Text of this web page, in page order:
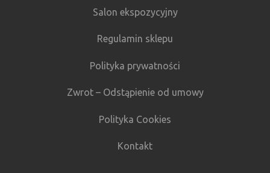
Salon ekspozycyjny
Regulamin sklepu
Polityka prywatności
Zwrot – Odstąpienie od umowy
Polityka Cookies
Kontakt